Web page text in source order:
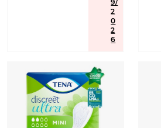
9/
2
0
2
6